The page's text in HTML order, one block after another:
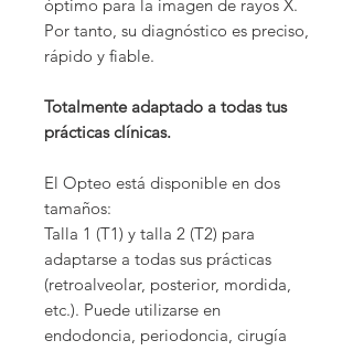
óptimo para la imagen de rayos X.
Por tanto, su diagnóstico es preciso,
rápido y fiable.
Totalmente adaptado a todas tus
prácticas clínicas.
El Opteo está disponible en dos
tamaños:
Talla 1 (T1) y talla 2 (T2) para
adaptarse a todas sus prácticas
(retroalveolar, posterior, mordida,
etc.). Puede utilizarse en
endodoncia, periodoncia, cirugía